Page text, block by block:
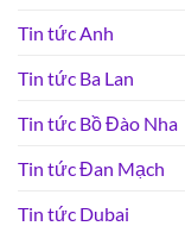
Tin tức Anh
Tin tức Ba Lan
Tin tức Bồ Đào Nha
Tin tức Đan Mạch
Tin tức Dubai